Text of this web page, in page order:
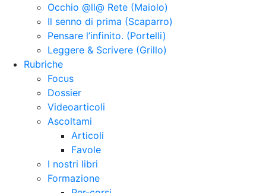
Occhio @ll@ Rete (Maiolo)
Il senno di prima (Scaparro)
Pensare l’infinito. (Portelli)
Leggere & Scrivere (Grillo)
Rubriche
Focus
Dossier
Videoarticoli
Ascoltami
Articoli
Favole
I nostri libri
Formazione